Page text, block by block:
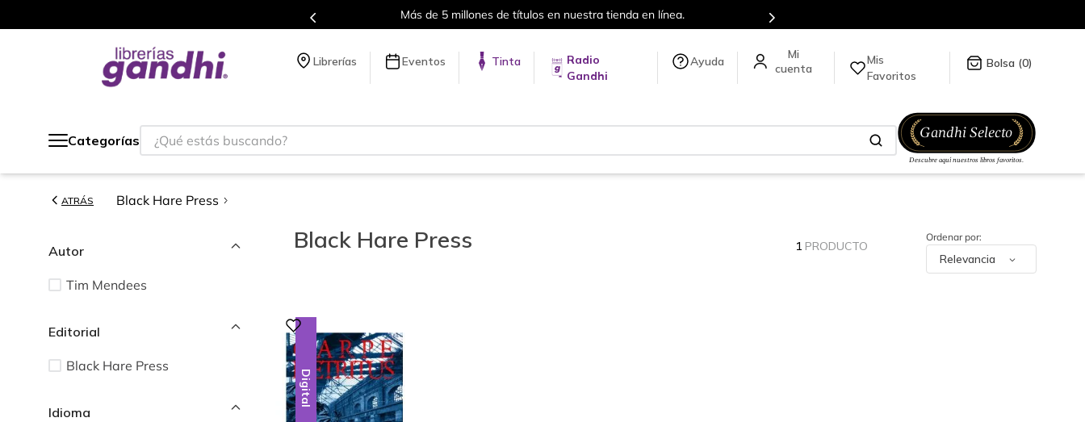
Más de 5 millones de títulos en nuestra tienda en línea.
Librerías Eventos Tinta
Radio
Gandhi
Ayuda
Mis
Favoritos
0
Categorías
¿Qué estás buscando?
ATRÁS Black Hare Press
Autor
Tim Mendees
Editorial
Black Hare Press
Idioma
Black Hare Press 1 PRODUCTO
Relevancia
Digital